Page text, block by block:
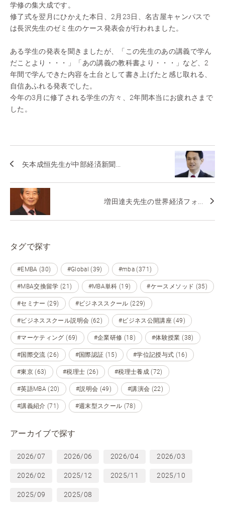
学修の集大成です。
修了式を翌月にひかえた本日、2月23日、名古屋キャンパスで
は長沢先生のゼミ生のケース発表会が行われました。
ある学生の発表を聞きましたが、「この先生のあの講義で学ん
だことより・・・」「あの講義の教科書より・・・」など、2
年間で学んできた内容を土台として書き上げたと感じ取れる、
自信あふれる発表でした。
今年の3月に修了される学生の方々、2年間本当にお疲れさまで
した。
矢本成恒先生が中部経済新聞...
増田達夫先生の世界経済フォ...
タグで探す
#EMBA (30) #Global (39) #mba (371)
#MBA交換留学 (21) #MBA単科 (19) #ケースメソッド (35)
#セミナー (29) #ビジネススクール (229)
#ビジネススクール説明会 (62) #ビジネス公開講座 (49)
#マーケティング (69) #企業研修 (18) #体験授業 (38)
#国際交流 (26) #国際認証 (15) #学位記授与式 (16)
#東京 (63) #税理士 (26) #税理士養成 (72)
#英語MBA (20) #説明会 (49) #講演会 (22)
#講義紹介 (71) #週末型スクール (78)
アーカイブで探す
2026/07 2026/06 2026/04 2026/03
2026/02 2025/12 2025/11 2025/10
2025/09 2025/08